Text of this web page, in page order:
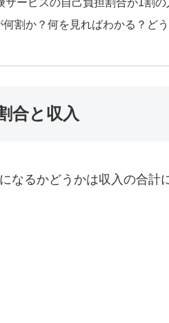
何割か？何を見ればわかる？ど
合と収入
るかどうかは収入の合計